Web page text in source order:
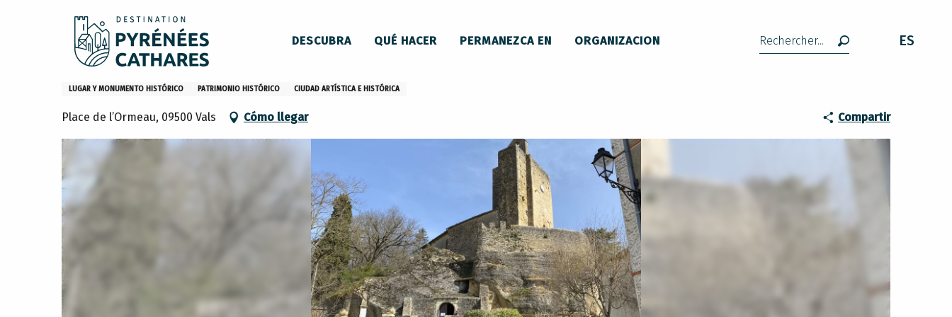
Buscar ES
DESCUBRA QUÉ HACER PERMANEZCA EN ORGANIZACION
Inicio Village de Vals
Village de Vals
LUGAR Y MONUMENTO HISTÓRICO PATRIMONIO HISTÓRICO CIUDAD ARTÍSTICA E HISTÓRICA
Place de l’Ormeau, 09500 Vals Cómo llegar Compartir